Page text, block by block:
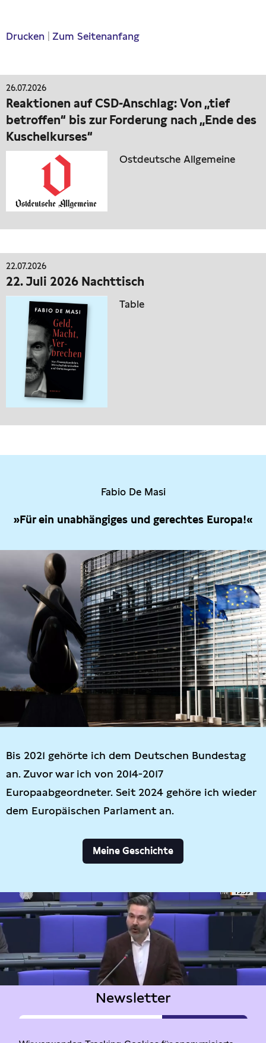
Drucken Zum Seitenanfang
26.07.2026
Reaktionen auf CSD-Anschlag: Von „tief
betroffen“ bis zur Forderung nach „Ende des
Kuschelkurses“
Ostdeutsche Allgemeine
22.07.2026
22. Juli 2026 Nachttisch
Table
Fabio De Masi
»Für ein unabhängiges und gerechtes Europa!«
Bis 2021 gehörte ich dem Deutschen Bundestag
an. Zuvor war ich von 2014-2017
Europaabgeordneter. Seit 2024 gehöre ich wieder
dem Europäischen Parlament an.
Meine Geschichte
Newsletter